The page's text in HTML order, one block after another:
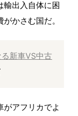
輸出入自体に困
かさむ国だ。
新車VS中古
がアフリカでよ